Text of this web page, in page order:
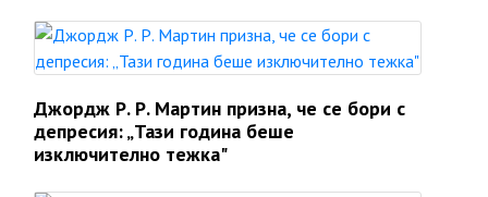
Джордж Р. Р. Мартин призна, че се бори с
депресия: „Тази година беше
изключително тежка"